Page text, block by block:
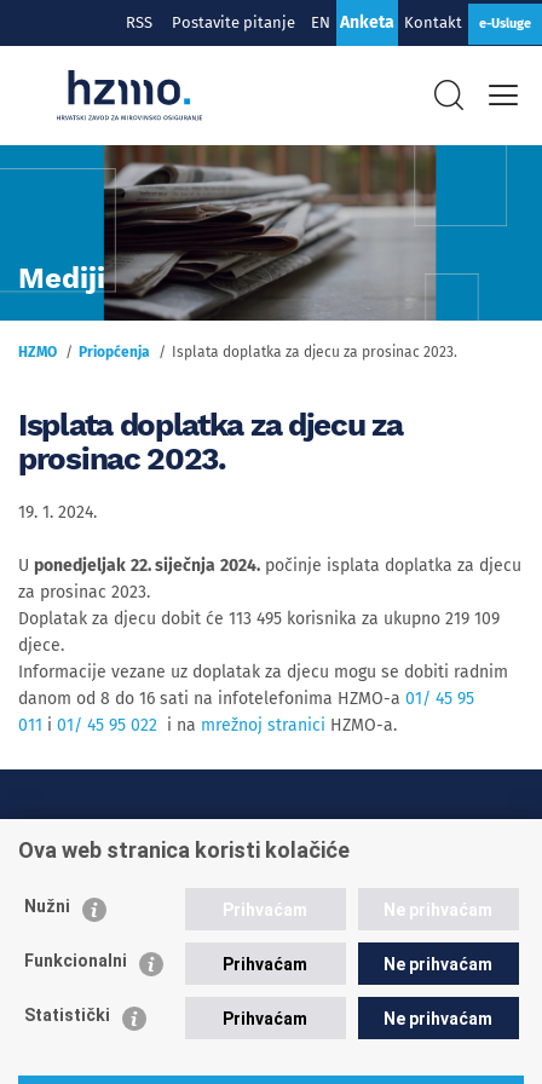
RSS Postavite pitanje EN Anketa Kontakt e-Usluge
Mediji
HZMO Priopćenja Isplata doplatka za djecu za prosinac 2023.
Isplata doplatka za djecu za
prosinac 2023.
19. 1. 2024.
U ponedjeljak 22. siječnja 2024. počinje isplata doplatka za djecu
za prosinac 2023.
Doplatak za djecu dobit će 113 495 korisnika za ukupno 219 109
djece.
Informacije vezane uz doplatak za djecu mogu se dobiti radnim
danom od 8 do 16 sati na infotelefonima HZMO-a 01/ 45 95
011 i 01/ 45 95 022 i na mrežnoj stranici HZMO-a.
+385 1 45 95 011
Postavite pitanje
Ova web stranica koristi kolačiće
Nužni Prihvaćam Ne prihvaćam
Funkcionalni Prihvaćam Ne prihvaćam
Statistički Prihvaćam Ne prihvaćam